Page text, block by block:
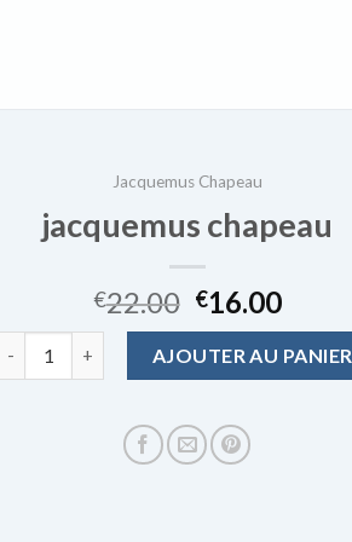
Jacquemus Chapeau
jacquemus chapeau
€22.00 €16.00
AJOUTER AU PANIER